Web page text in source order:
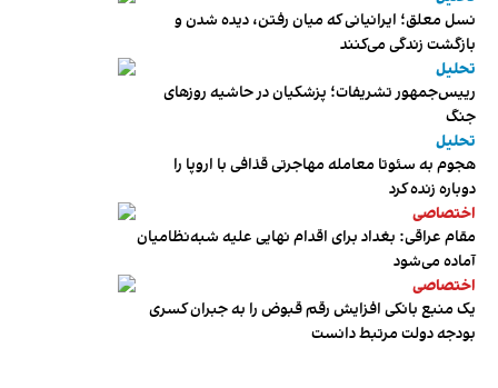
نسل معلق؛ ایرانیانی که میان رفتن، دیده شدن و
بازگشت زندگی می‌کنند
تحلیل
رییس‌جمهور تشریفات؛ پزشکیان در حاشیه روزهای
جنگ
تحلیل
هجوم به سئوتا معامله مهاجرتی قذافی با اروپا را
دوباره زنده کرد
اختصاصی
مقام عراقی: بغداد برای اقدام نهایی علیه شبه‌نظامیان
آماده می‌شود
اختصاصی
یک منبع بانکی افزایش رقم قبوض را به جبران کسری
بودجه دولت مرتبط دانست